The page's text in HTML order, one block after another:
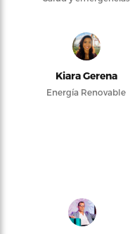
Kiara Gerena
Energía Renovable